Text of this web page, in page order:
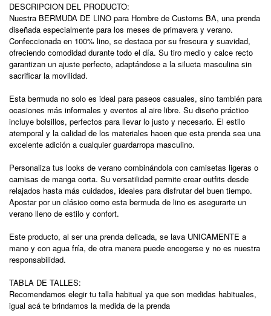
DESCRIPCION DEL PRODUCTO:
Nuestra BERMUDA DE LINO para Hombre de Customs BA, una prenda
diseñada especialmente para los meses de primavera y verano.
Confeccionada en 100% lino, se destaca por su frescura y suavidad,
ofreciendo comodidad durante todo el día. Su tiro medio y calce recto
garantizan un ajuste perfecto, adaptándose a la silueta masculina sin
sacrificar la movilidad.
Esta bermuda no solo es ideal para paseos casuales, sino también para
ocasiones más informales y eventos al aire libre. Su diseño práctico
incluye bolsillos, perfectos para llevar lo justo y necesario. El estilo
atemporal y la calidad de los materiales hacen que esta prenda sea una
excelente adición a cualquier guardarropa masculino.
Personaliza tus looks de verano combinándola con camisetas ligeras o
camisas de manga corta. Su versatilidad permite crear outfits desde
relajados hasta más cuidados, ideales para disfrutar del buen tiempo.
Apostar por un clásico como esta bermuda de lino es asegurarte un
verano lleno de estilo y confort.
Este producto, al ser una prenda delicada, se lava UNICAMENTE a
mano y con agua fría, de otra manera puede encogerse y no es nuestra
responsabilidad.
TABLA DE TALLES:
Recomendamos elegir tu talla habitual ya que son medidas habituales,
igual acá te brindamos la medida de la prenda